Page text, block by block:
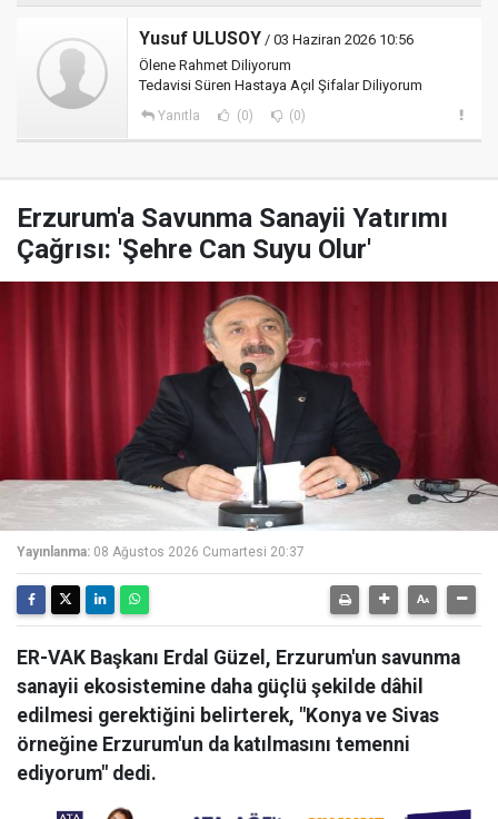
Yusuf ULUSOY / 03 Haziran 2026 10:56
Ölene Rahmet Diliyorum
Tedavisi Süren Hastaya Açıl Şifalar Diliyorum
Yanıtla (0) (0)
Erzurum'a Savunma Sanayii Yatırımı
Çağrısı: 'Şehre Can Suyu Olur'
Yayınlanma: 08 Ağustos 2026 Cumartesi 20:37
ER-VAK Başkanı Erdal Güzel, Erzurum'un savunma
sanayii ekosistemine daha güçlü şekilde dâhil
edilmesi gerektiğini belirterek, "Konya ve Sivas
örneğine Erzurum'un da katılmasını temenni
ediyorum" dedi.